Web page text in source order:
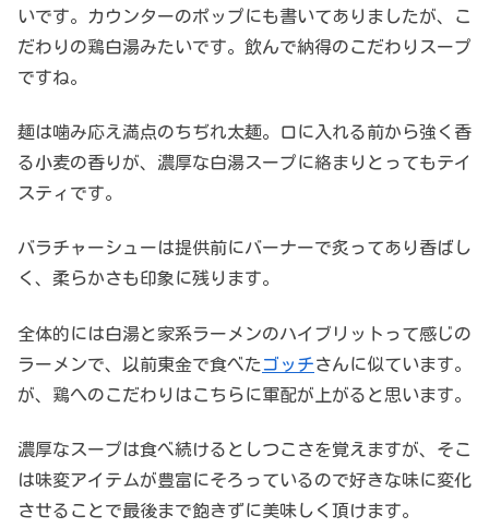
いです。カウンターのポップにも書いてありましたが、こ
だわりの鶏白湯みたいです。飲んで納得のこだわりスープ
ですね。
麺は噛み応え満点のちぢれ太麺。口に入れる前から強く香
る小麦の香りが、濃厚な白湯スープに絡まりとってもテイ
スティです。
バラチャーシューは提供前にバーナーで炙ってあり香ばし
く、柔らかさも印象に残ります。
全体的には白湯と家系ラーメンのハイブリットって感じの
ラーメンで、以前東金で食べた ゴッチさんに似ています。
が、鶏へのこだわりはこちらに軍配が上がると思います。
濃厚なスープは食べ続けるとしつこさを覚えますが、そこ
は味変アイテムが豊富にそろっているので好きな味に変化
させることで最後まで飽きずに美味しく頂けます。